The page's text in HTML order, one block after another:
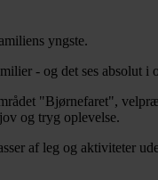
yngste.
- og det ses absolut i
"Bjørnefaret",
og tryg oplevelse.
af leg og aktiviteter